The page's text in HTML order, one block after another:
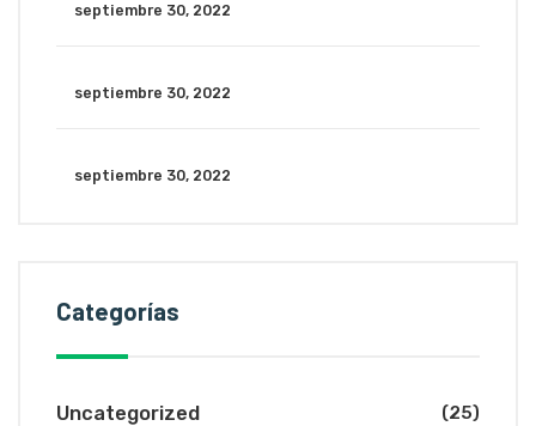
septiembre 30, 2022
septiembre 30, 2022
septiembre 30, 2022
Categorías
Uncategorized (25)